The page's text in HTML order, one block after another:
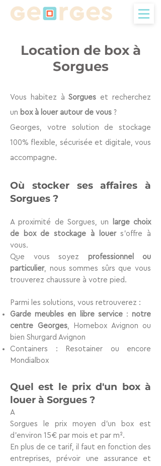
Location de box à
Sorgues
Vous habitez àSorgues et recherchez
un box à louer autour de vous ?
Georges, votre solution de stockage
100% flexible, sécurisée et digitale, vous
accompagne.
Où stocker ses affaires à
Sorgues ?
A proximité de Sorgues, un
large choix
de box de stockage à louers’offre à
vous.
Que vous soyez professionnel ou
particulier, nous sommes sûrs que vous
trouverez chaussure à votre pied.
Parmi les solutions, vous retrouverez :
Garde meubles en libre service:notre
centre Georges, Homebox Avignon ou
bien Shurgard Avignon
Containers : Resotainer ou encore
Mondialbox
Quel est le prix d'un boxà
louer à Sorgues ?
A
Sorgues le prix moyen d’un box est
d’environ 15€ par mois et par m².
En plus de ce tarif, il faut en fonction des
entreprises, prévoir une assurance et